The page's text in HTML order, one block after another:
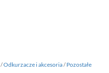
/Odkurzacze i akcesoria/Pozostałe